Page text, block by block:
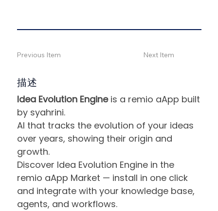
描述
Idea Evolution Engineis a remio aApp built
by syahrini.
AI that tracks the evolution of your ideas
over years, showing their origin and
growth.
Discover Idea Evolution Engine in the
remio aApp Market — install in one click
and integrate with your knowledge base,
agents, and workflows.
Previous Item Next Item